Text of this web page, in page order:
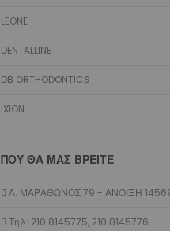
LEONE
DENTALLINE
DB ORTHODONTICS
IXION
ΠΟΥ ΘΑ ΜΑΣ ΒΡΕΊΤΕ
Λ. ΜΑΡΑΘΩΝΟΣ 79 - ΑΝΟΙΞΗ
Τηλ: 210 8145775, 210 8145776